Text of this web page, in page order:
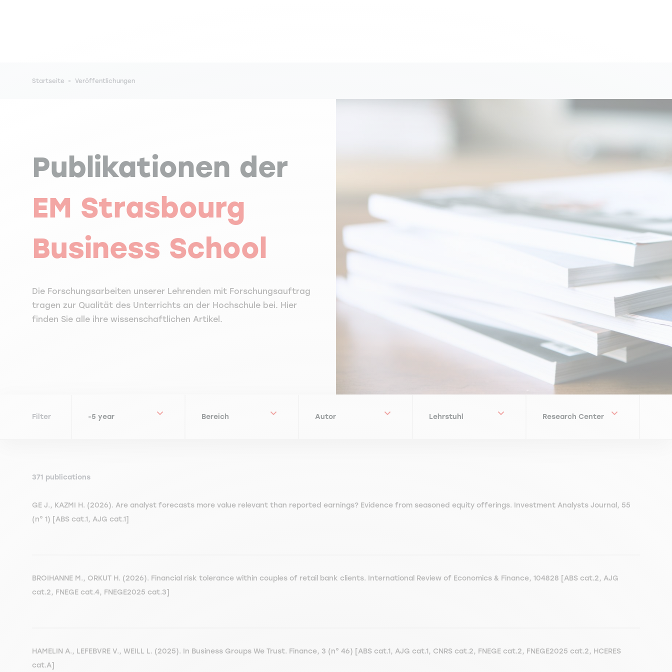
Pfadnavigation
Startseite Veröffentlichungen
Publikationen der
EM Strasbourg
Business School
Die Forschungsarbeiten unserer Lehrenden mit Forschungsauftrag
tragen zur Qualität des Unterrichts an der Hochschule bei. Hier
finden Sie alle ihre wissenschaftlichen Artikel.
Filter
371 publications
GE J., KAZMI H. (2026). Are analyst forecasts more value relevant than reported earnings? Evidence from seasoned equity offerings. Investment Analysts Journal, 55
(n° 1) [ABS cat.1, AJG cat.1]
BROIHANNE M., ORKUT H. (2026). Financial risk tolerance within couples of retail bank clients. International Review of Economics & Finance, 104828 [ABS cat.2, AJG
cat.2, FNEGE cat.4, FNEGE2025 cat.3]
HAMELIN A., LEFEBVRE V., WEILL L. (2025). In Business Groups We Trust. Finance, 3 (n° 46) [ABS cat.1, AJG cat.1, CNRS cat.2, FNEGE cat.2, FNEGE2025 cat.2, HCERES
cat.A]